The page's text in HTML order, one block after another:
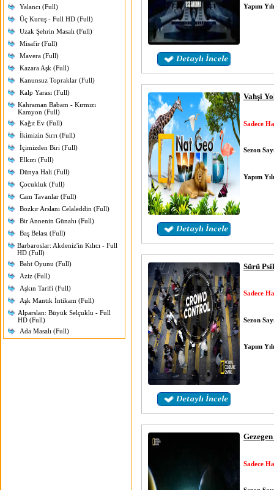
Yalancı (Full)
Üç Kuruş - Full HD (Full)
Uzak Şehrin Masalı (Full)
Misafir (Full)
Mavera (Full)
Kazara Aşk (Full)
Kanunsuz Topraklar (Full)
Kalp Yarası (Full)
Kahraman Babam - Kırmızı
Kamyon (Full)
Kağıt Ev (Full)
İkimizin Sırrı (Full)
İçimizden Biri (Full)
Elkızı (Full)
Dünya Hali (Full)
Çocukluk (Full)
Cam Tavanlar (Full)
Bozkır Arslanı Celaleddin (Full)
Bir Annenin Günahı (Full)
Baş Belası (Full)
Barbaroslar: Akdeniz'in Kılıcı - Full
HD (Full)
Baht Oyunu (Full)
Aziz (Full)
Aşkın Tarifi (Full)
Aşk Mantık İntikam (Full)
Alparslan: Büyük Selçuklu - Full
HD (Full)
Ada Masalı (Full)
Yapım
Vahşi
Sadece
Sezon
Yapım
Sürü
Sadece
Sezon
Yapım
Sadece